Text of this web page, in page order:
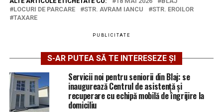
LOCURI DE PARCARE
STR. AVRAM IANCU
STR. EROILOR
TAXARE
PUBLICITATE
S-AR PUTEA SĂ TE INTERESEZE ȘI
Servicii noi pentru seniorii din Blaj: se
inaugurează Centrul de asistență și
recuperare cu echipă mobilă de îngrijire la
domiciliu